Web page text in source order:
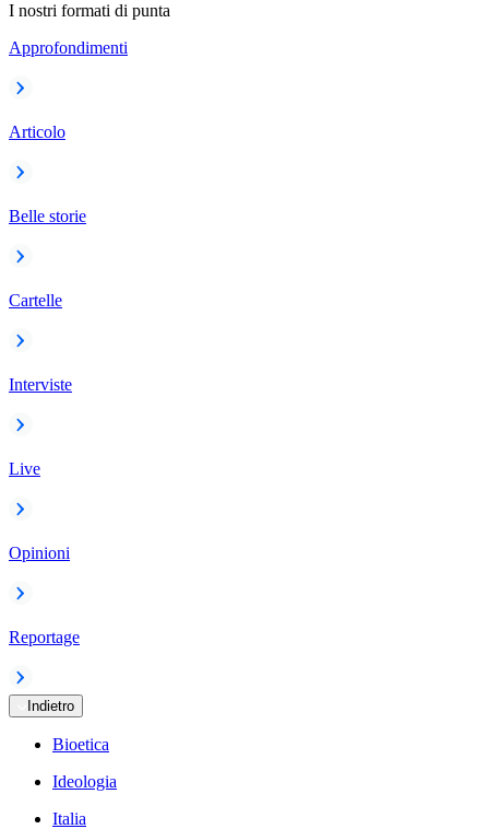
I nostri formati di punta
Approfondimenti
Articolo
Belle storie
Cartelle
Interviste
Live
Opinioni
Reportage
Indietro
Bioetica
Ideologia
Italia